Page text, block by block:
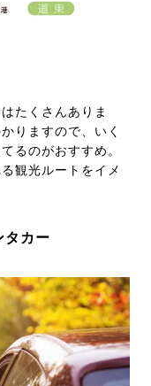
たくさんありま
りますので、いく
るのがおすすめ。
観光ルートをイメ
タカー